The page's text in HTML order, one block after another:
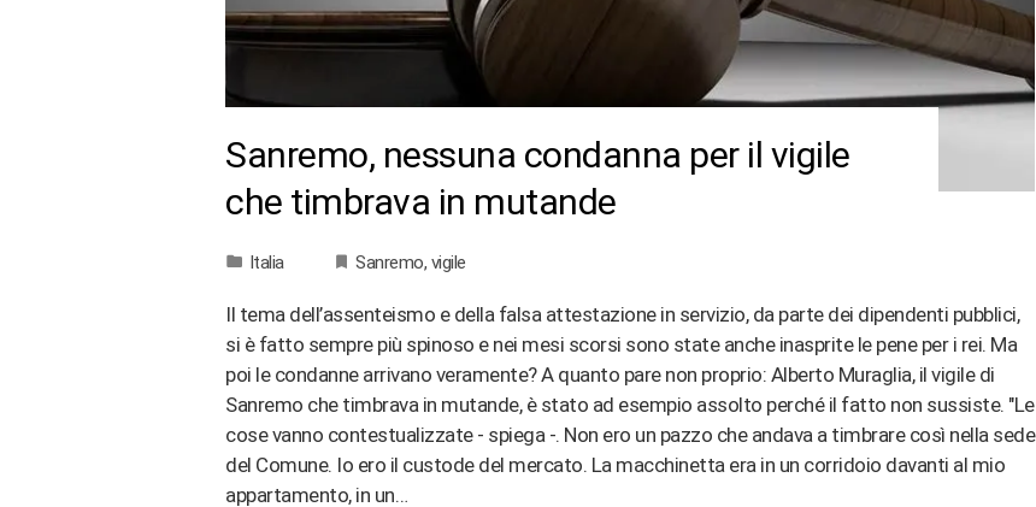
Sanremo, nessuna condanna per il vigile
che timbrava in mutande
Italia Sanremo, vigile
Il tema dell’assenteismo e della falsa attestazione in servizio, da parte dei dipendenti pubblici,
si è fatto sempre più spinoso e nei mesi scorsi sono state anche inasprite le pene per i rei. Ma
poi le condanne arrivano veramente? A quanto pare non proprio: Alberto Muraglia, il vigile di
Sanremo che timbrava in mutande, è stato ad esempio assolto perché il fatto non sussiste. "Le
cose vanno contestualizzate - spiega -. Non ero un pazzo che andava a timbrare così nella sede
del Comune. Io ero il custode del mercato. La macchinetta era in un corridoio davanti al mio
appartamento, in un…